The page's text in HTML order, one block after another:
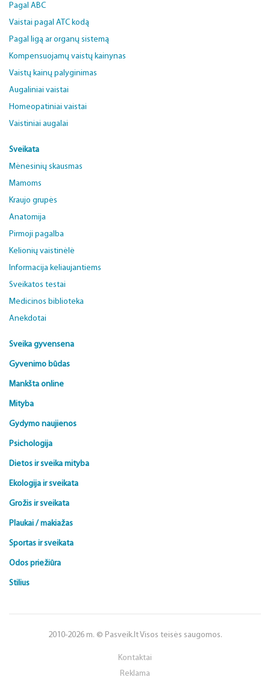
Pagal ABC
Vaistai pagal ATC kodą
Pagal ligą ar organų sistemą
Kompensuojamų vaistų kainynas
Vaistų kainų palyginimas
Augaliniai vaistai
Homeopatiniai vaistai
Vaistiniai augalai
Sveikata
Mėnesinių skausmas
Mamoms
Kraujo grupės
Anatomija
Pirmoji pagalba
Kelionių vaistinėlė
Informacija keliaujantiems
Sveikatos testai
Medicinos biblioteka
Anekdotai
Sveika gyvensena
Gyvenimo būdas
Mankšta online
Mityba
Gydymo naujienos
Psichologija
Dietos ir sveika mityba
Ekologija ir sveikata
Grožis ir sveikata
Plaukai / makiažas
Sportas ir sveikata
Odos priežiūra
Stilius
2010-2026 m. © Pasveik.lt Visos teisės saugomos.
Kontaktai
Reklama